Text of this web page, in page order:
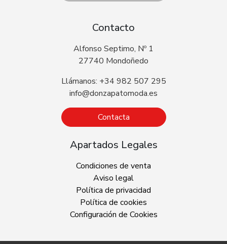
Contacto
Alfonso Septimo, Nº 1
27740 Mondoñedo
Llámanos: +34 982 507 295
info@donzapatomoda.es
Contacta
Apartados Legales
Condiciones de venta
Aviso legal
Política de privacidad
Política de cookies
Configuración de Cookies